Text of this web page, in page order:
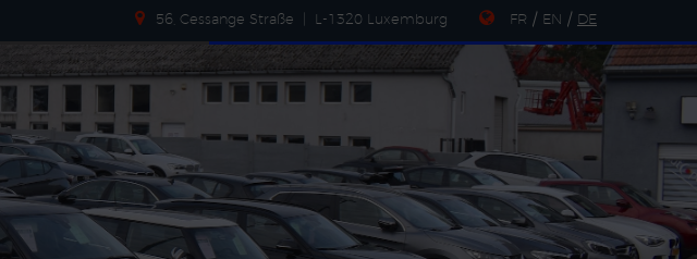
56, Cessange Straße L-1320 Luxemburg FR / EN / DE